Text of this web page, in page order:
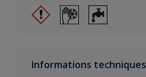
Informations techniques